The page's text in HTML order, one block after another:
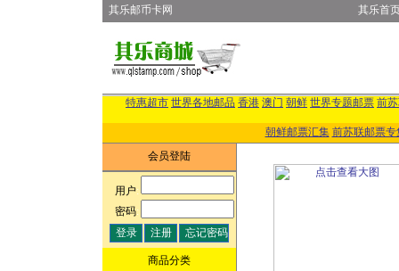
其乐邮币卡网 其乐首
特惠超市 世界各地邮品 香港 澳门 朝鲜 世界专题邮票 前
朝鲜邮票汇集 前苏联邮票专
会员登陆
用户:
密码:
商品分类